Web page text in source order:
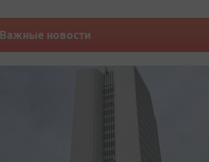
Важные новости